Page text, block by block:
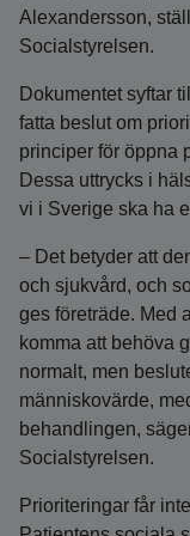
Alexandersson,
Socialstyrelsen.
Dokumentet syftar
fatta beslut om
principer för öppna
Dessa uttrycks i
vi i Sverige ska ha
– Det betyder att
och sjukvård, och
ges företräde. Med
komma att behöva
normalt, men
människovärde,
behandlingen,
Socialstyrelsen.
Prioriteringar får